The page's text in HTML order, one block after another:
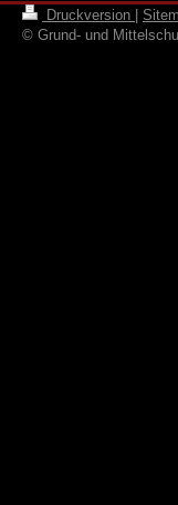
Druckversion
© Grund- und